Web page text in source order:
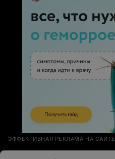
ЭФФЕКТИВНАЯ РЕКЛАМА НА САЙТЕ